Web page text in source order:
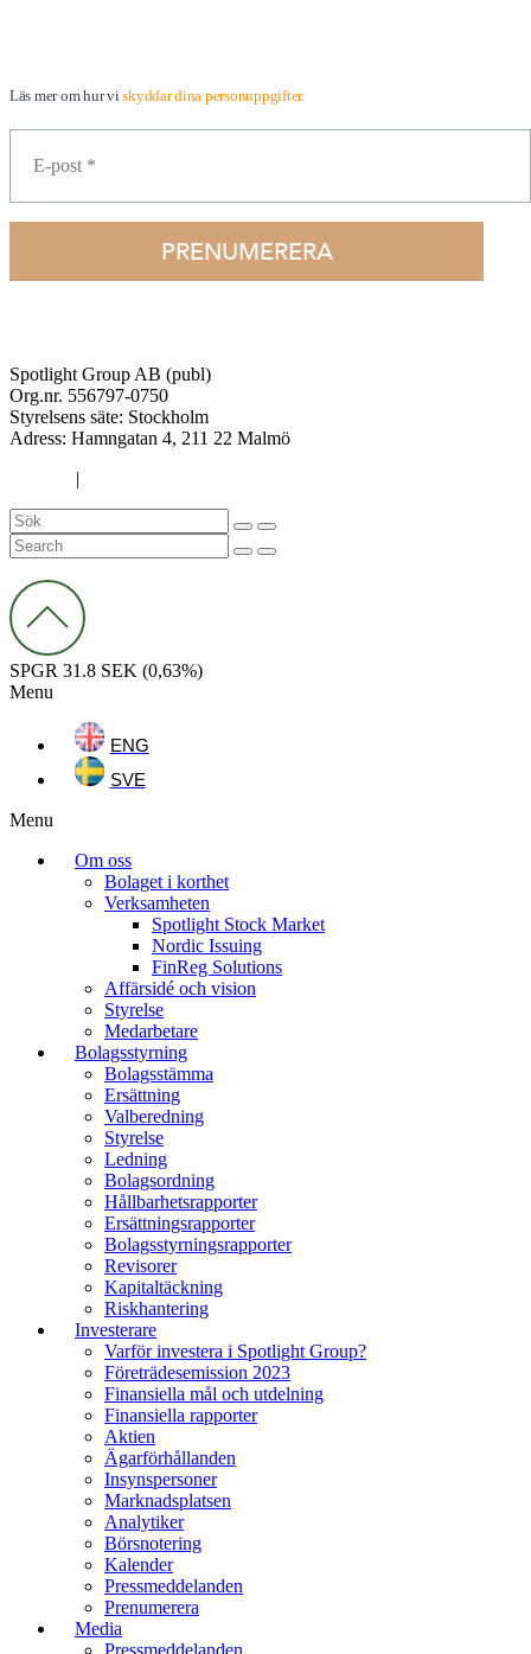
Läs mer om hur viskyddar dina personuppgifter.
PRENUMERERA
Spotlight Group AB (publ)
Org.nr. 556797-0750
Styrelsens säte: Stockholm
Adress: Hamngatan 4, 211 22 Malmö
|
SPGR 31.8 SEK (0,63%)
Menu
ENG
SVE
Menu
Om oss
Bolaget i korthet
Verksamheten
Spotlight Stock Market
Nordic Issuing
FinReg Solutions
Affärsidé och vision
Styrelse
Medarbetare
Bolagsstyrning
Bolagsstämma
Ersättning
Valberedning
Styrelse
Ledning
Bolagsordning
Hållbarhetsrapporter
Ersättningsrapporter
Bolagsstyrningsrapporter
Revisorer
Kapitaltäckning
Riskhantering
Investerare
Varför investera i Spotlight Group?
Företrädesemission 2023
Finansiella mål och utdelning
Finansiella rapporter
Aktien
Ägarförhållanden
Insynspersoner
Marknadsplatsen
Analytiker
Börsnotering
Kalender
Pressmeddelanden
Prenumerera
Media